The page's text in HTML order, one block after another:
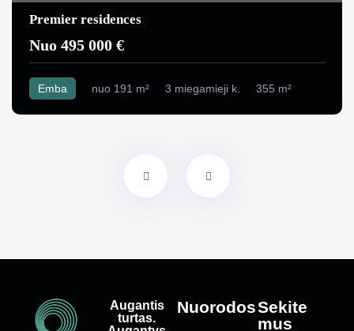
Premier residences
Nuo 495 000 €
Emba nuo 191 m² 3 miegamieji k. 355 m²
NuorodosSekite
mus
Augantis
turtas.